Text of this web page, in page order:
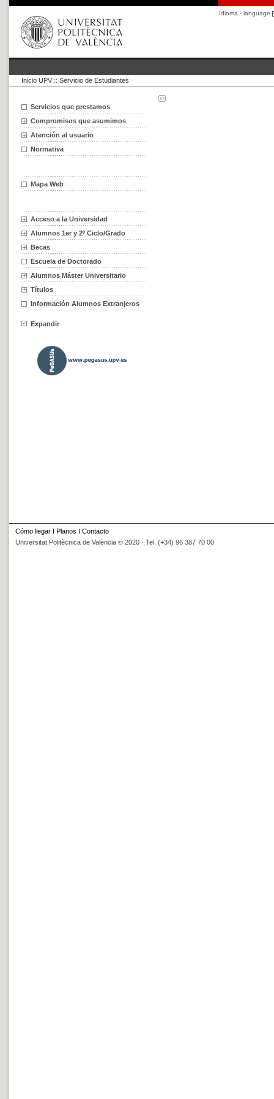
Idioma · language
Inicio UPV :: Servicio de Estudiantes
Servicios que prestamos
Compromisos que asumimos
Atención al usuario
Normativa
Mapa Web
Acceso a la Universidad
Alumnos 1er y 2º Ciclo/Grado
Becas
Escuela de Doctorado
Alumnos Máster Universitario
Títulos
Información Alumnos Extranjeros
Expandir
Cómo llegar I Planos I Contacto
Universitat Politècnica de València © 2020 · Tel. (+34) 96 387 70 00